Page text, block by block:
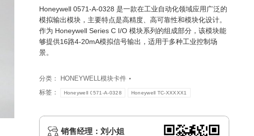
Honeywell 0571-A-0328 是一款在工业自动化领域应用广泛的
模拟输出模块，主要特点是高精度、高可靠性和模块化设计。
作为 Honeywell Series C I/O 模块系列的组成部分，该模块能
够提供16路4-20mA模拟信号输出，适用于多种工业控制场
景。
分类：
HONEYWELL模块卡件
标签：
Honeywell 0571-A-0328 Honeywell TC-XXXXX1
销售经理：刘小姐